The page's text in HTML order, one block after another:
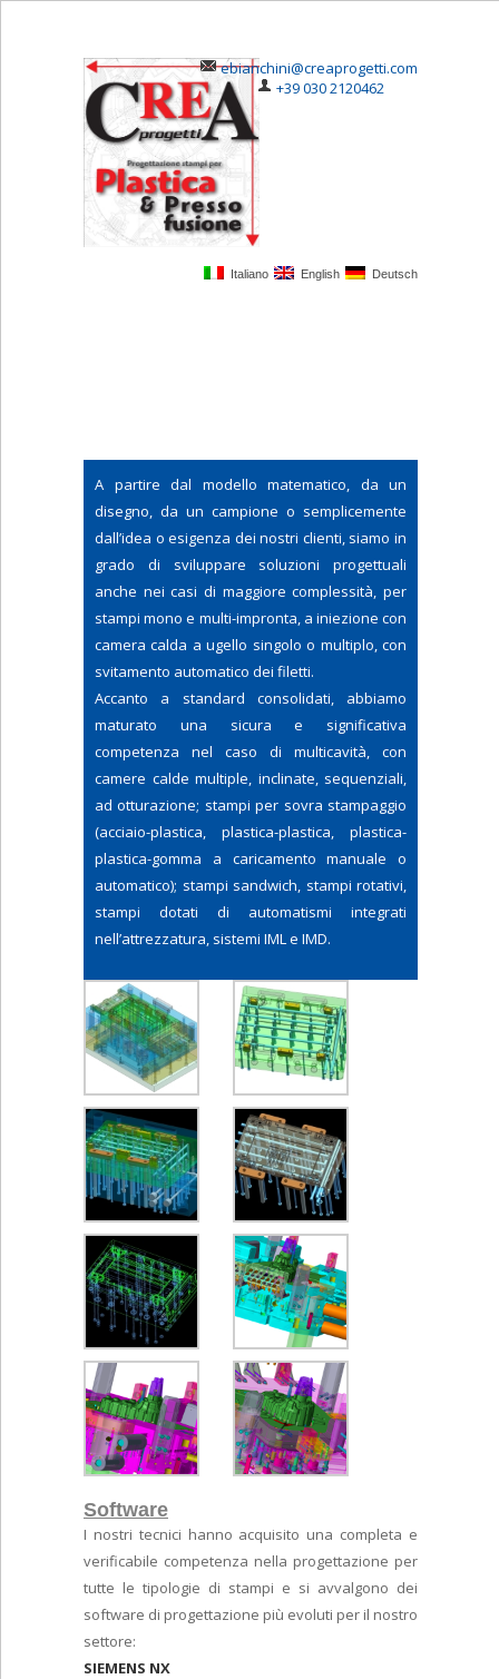
ebianchini@creaprogetti.com
+39 030 2120462
Italiano English Deutsch
A partire dal modello matematico, da un
disegno, da un campione o semplicemente
dall’idea o esigenza dei nostri clienti, siamo in
grado di sviluppare soluzioni progettuali
anche nei casi di maggiore complessità, per
stampi mono e multi-impronta, a iniezione con
camera calda a ugello singolo o multiplo, con
svitamento automatico dei filetti.
Accanto a standard consolidati, abbiamo
maturato una sicura e significativa
competenza nel caso di multicavità, con
camere calde multiple, inclinate, sequenziali,
ad otturazione; stampi per sovra stampaggio
(acciaio-plastica, plastica-plastica, plastica-
plastica-gomma a caricamento manuale o
automatico); stampi sandwich, stampi rotativi,
stampi dotati di automatismi integrati
nell’attrezzatura, sistemi IML e IMD.
Software
I nostri tecnici hanno acquisito una completa e
verificabile competenza nella progettazione per
tutte le tipologie di stampi e si avvalgono dei
software di progettazione più evoluti per il nostro
settore:
SIEMENS NX